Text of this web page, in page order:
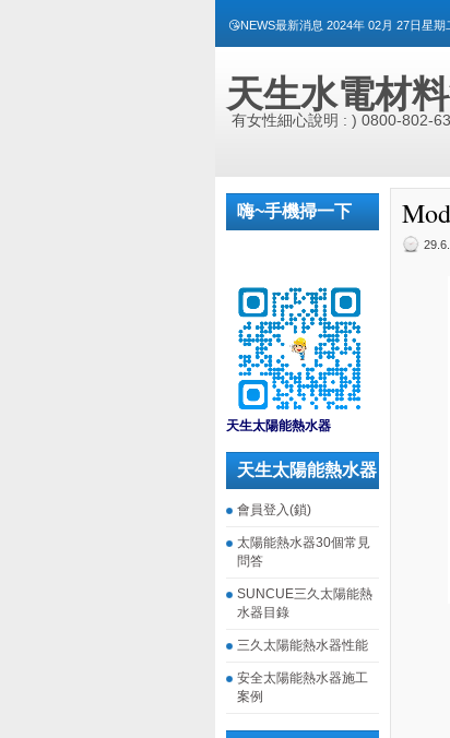
😘NEWS最新消息 2024年 02月 27日星期
天生水電材
有女性細心說明 : ) 0800-802-
嗨~手機掃一下
天生太陽能熱水器
天生太陽能熱水器
會員登入(鎖)
太陽能熱水器30個常見
問答
SUNCUE三久太陽能熱
水器目錄
三久太陽能熱水器性能
安全太陽能熱水器施工
案例